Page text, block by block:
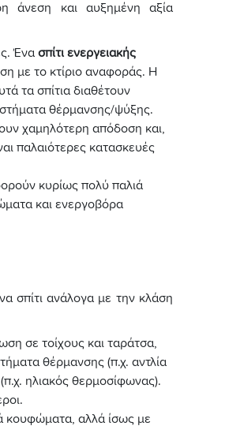
άνεση και αυξημένη αξία
Ένα σπίτι ενεργειακής
με το κτίριο αναφοράς. Η
τα σπίτια διαθέτουν
θέρμανσης/ψύξης.
χαμηλότερη απόδοση και,
παλαιότερες κατασκευές
κυρίως πολύ παλιά
και ενεργοβόρα
σπίτι ανάλογα με την κλάση
σε τοίχους και ταράτσα,
θέρμανσης (π.χ. αντλία
ηλιακός θερμοσίφωνας).
κουφώματα, αλλά ίσως με